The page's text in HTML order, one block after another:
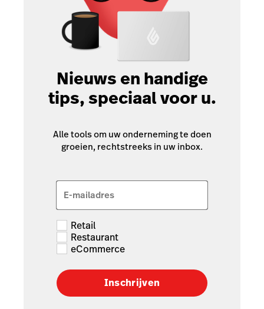
Nieuws en handige
tips, speciaal voor u.
Alle tools om uw onderneming te doen
groeien, rechtstreeks in uw inbox.
E-mailadres
Retail
Restaurant
eCommerce
Inschrijven